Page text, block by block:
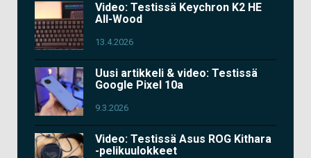
Video: Testissä Keychron K2 HE
All-Wood
13.4.2026
Uusi artikkeli & video: Testissä
Google Pixel 10a
9.3.2026
Video: Testissä Asus ROG Kithara
-pelikuulokkeet